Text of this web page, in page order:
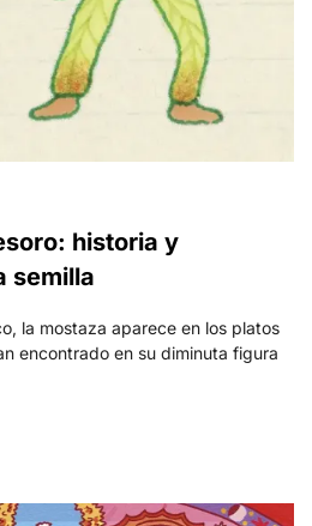
historia y
semilla
la mostaza aparece en los platos
encontrado en su diminuta figura